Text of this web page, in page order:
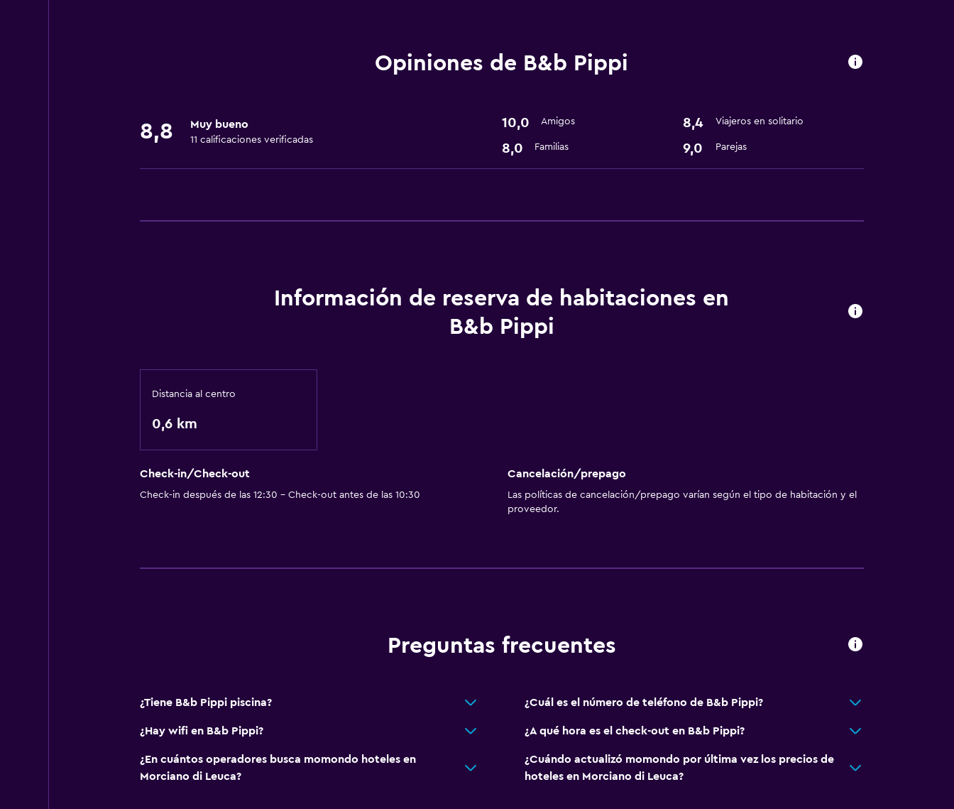
Opiniones de B&b Pippi
8,8 Muy bueno
11 calificaciones verificadas
10,0 Amigos 8,4 Viajeros en solitario
8,0 Familias 9,0 Parejas
Información de reserva de habitaciones en
B&b Pippi
Distancia al centro
0,6 km
Check-in/Check-out
Check-in después de las 12:30 - Check-out antes de las 10:30
Cancelación/prepago
Las políticas de cancelación/prepago varían según el tipo de habitación y el
proveedor.
Preguntas frecuentes
¿Tiene B&b Pippi piscina? ¿Cuál es el número de teléfono de B&b Pippi?
¿Hay wifi en B&b Pippi? ¿A qué hora es el check-out en B&b Pippi?
¿En cuántos operadores busca momondo hoteles en
Morciano di Leuca?
¿Cuándo actualizó momondo por última vez los precios de
hoteles en Morciano di Leuca?